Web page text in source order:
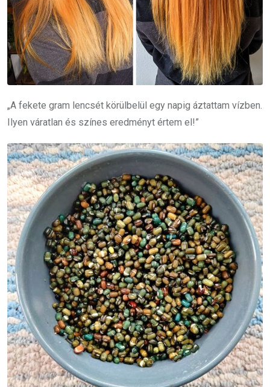
„A fekete gram lencsét körülbelül egy napig áztattam vízben.
Ilyen váratlan és színes eredményt értem el!”